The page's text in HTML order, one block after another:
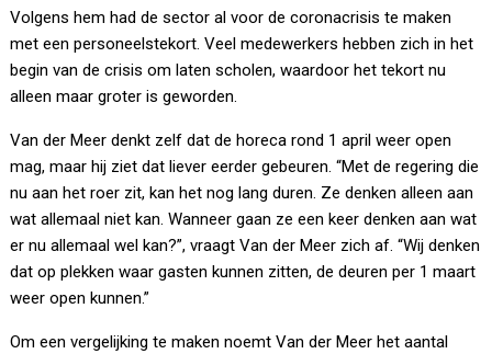
Volgens hem had de sector al voor de coronacrisis te maken
met een personeelstekort. Veel medewerkers hebben zich in het
begin van de crisis om laten scholen, waardoor het tekort nu
alleen maar groter is geworden.
Van der Meer denkt zelf dat de horeca rond 1 april weer open
mag, maar hij ziet dat liever eerder gebeuren. “Met de regering die
nu aan het roer zit, kan het nog lang duren. Ze denken alleen aan
wat allemaal niet kan. Wanneer gaan ze een keer denken aan wat
er nu allemaal wel kan?”, vraagt Van der Meer zich af. “Wij denken
dat op plekken waar gasten kunnen zitten, de deuren per 1 maart
weer open kunnen.”
Om een vergelijking te maken noemt Van der Meer het aantal